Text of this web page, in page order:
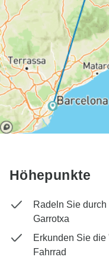
Höhepunkte
Radeln Sie
Garrotxa
Erkunden Sie
Fahrrad